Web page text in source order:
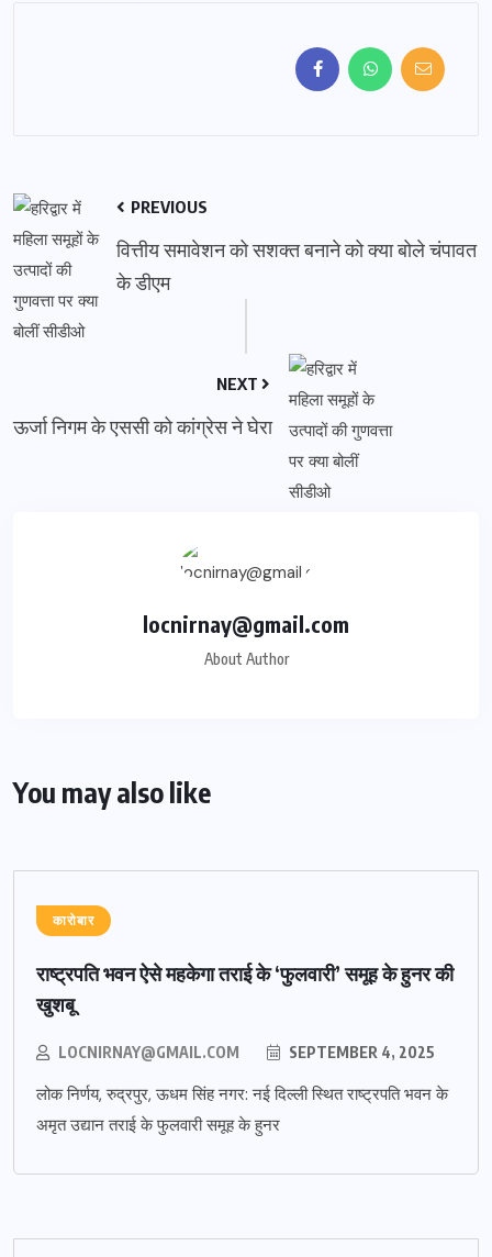
PREVIOUS
वित्तीय समावेशन को सशक्त बनाने को क्या बोले चंपावत
के डीएम
NEXT
ऊर्जा निगम के एससी को कांग्रेस ने घेरा
locnirnay@gmail.com
About Author
You may also like
कारोबार
राष्ट्रपति भवन ऐसे महकेगा तराई के ‘फुलवारी’ समूह के हुनर की
खुशबू
LOCNIRNAY@GMAIL.COM SEPTEMBER 4, 2025
लोक निर्णय, रुद्रपुर, ऊधम सिंह नगर: नई दिल्ली स्थित राष्ट्रपति भवन के
अमृत उद्यान तराई के फुलवारी समूह के हुनर